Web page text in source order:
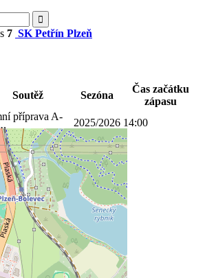
7 SK Petřín Plzeň
Soutěž Sezóna
Čas začátku
zápasu
příprava A-
2025/2026 14:00
Plzeň- UMT